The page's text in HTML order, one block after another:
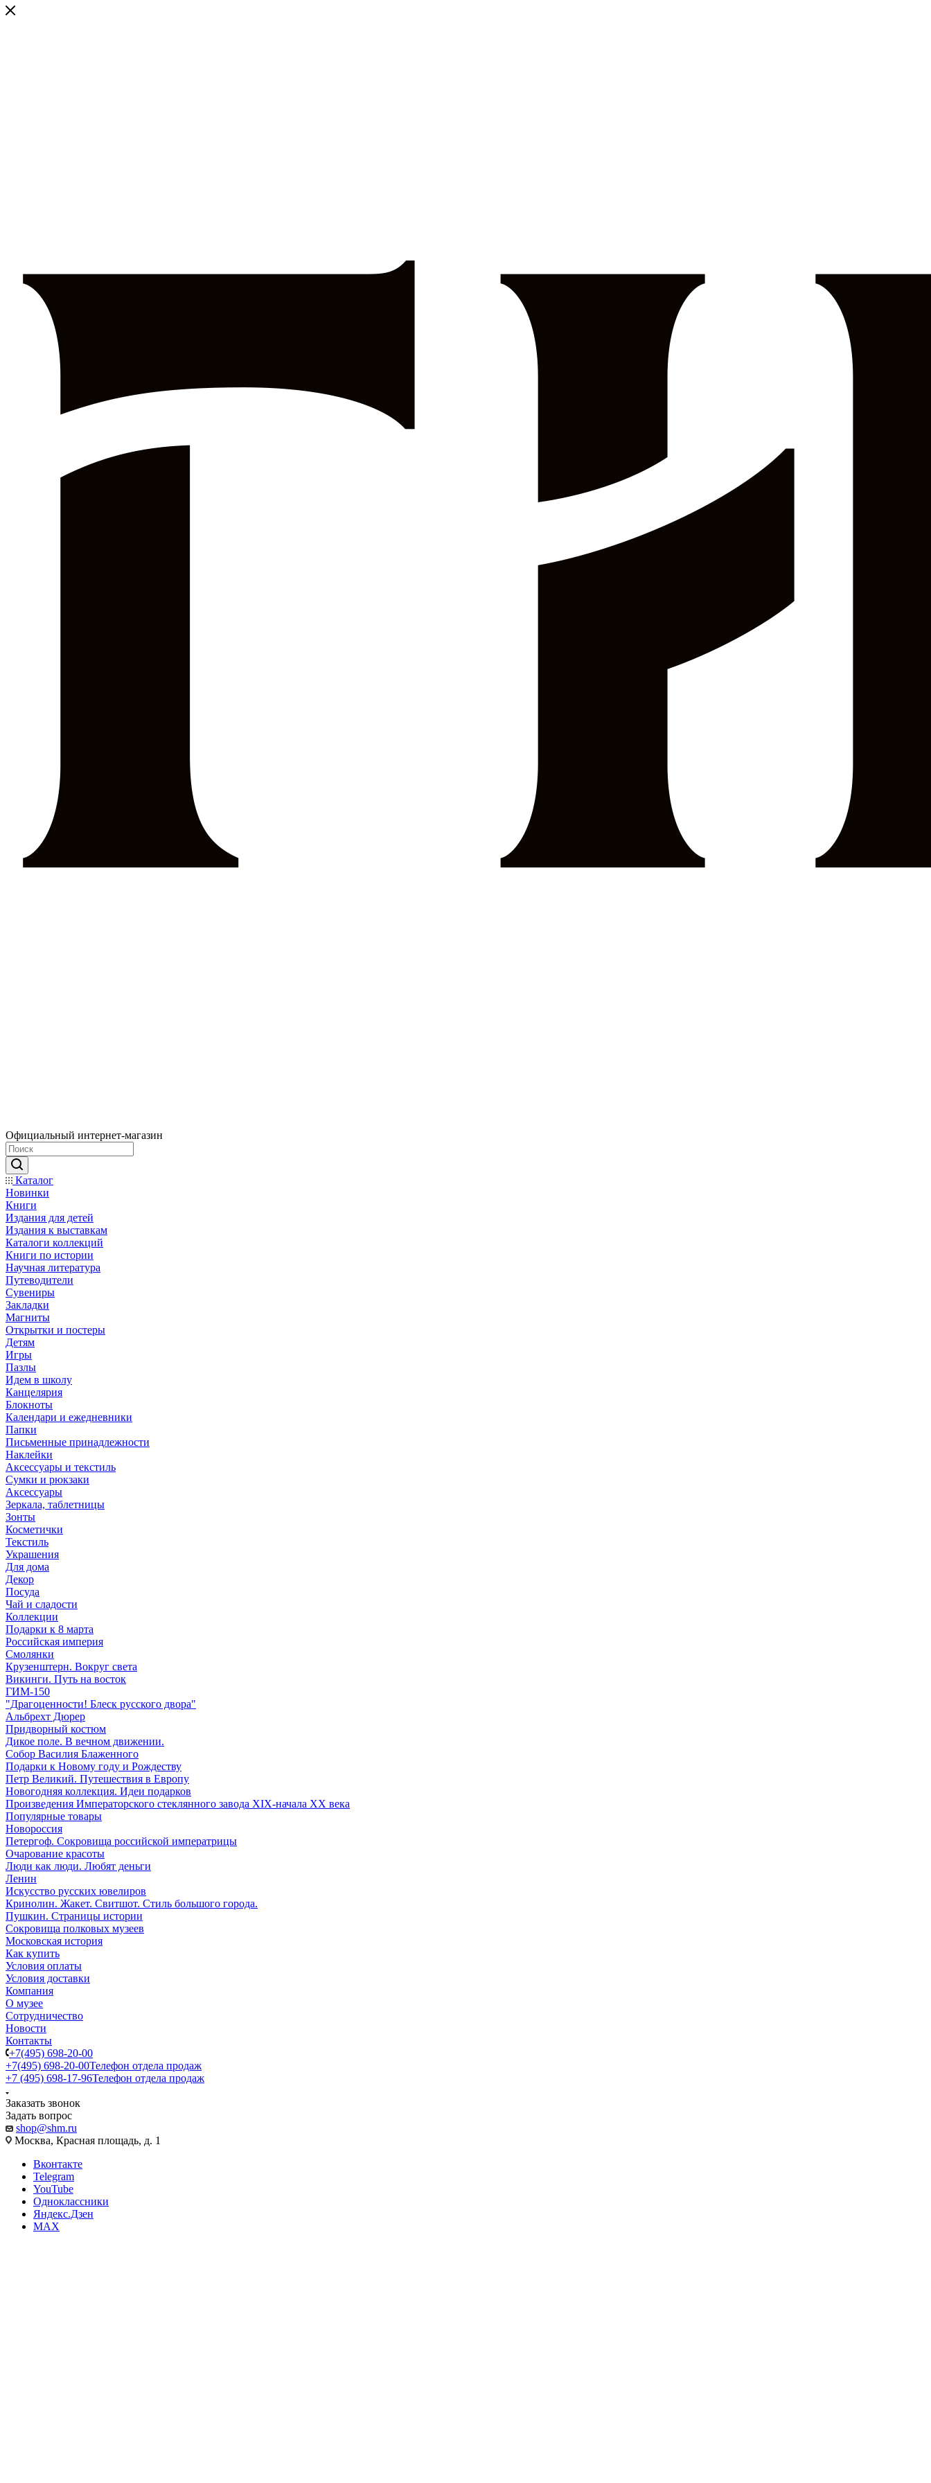
Официальный интернет-магазин
Каталог
Новинки
Книги
Издания для детей
Издания к выставкам
Каталоги коллекций
Книги по истории
Научная литература
Путеводители
Сувениры
Закладки
Магниты
Открытки и постеры
Детям
Игры
Пазлы
Идем в школу
Канцелярия
Блокноты
Календари и ежедневники
Папки
Письменные принадлежности
Наклейки
Аксессуары и текстиль
Сумки и рюкзаки
Аксессуары
Зеркала, таблетницы
Зонты
Косметички
Текстиль
Украшения
Для дома
Декор
Посуда
Чай и сладости
Коллекции
Подарки к 8 марта
Российская империя
Смолянки
Крузенштерн. Вокруг света
Викинги. Путь на восток
ГИМ-150
"Драгоценности! Блеск русского двора"
Альбрехт Дюрер
Придворный костюм
Дикое поле. В вечном движении.
Собор Василия Блаженного
Подарки к Новому году и Рождеству
Петр Великий. Путешествия в Европу
Новогодняя коллекция. Идеи подарков
Произведения Императорского стеклянного завода XIX-начала XX века
Популярные товары
Новороссия
Петергоф. Сокровища российской императрицы
Очарование красоты
Люди как люди. Любят деньги
Ленин
Искусство русских ювелиров
Кринолин. Жакет. Свитшот. Стиль большого города.
Пушкин. Страницы истории
Сокровища полковых музеев
Московская история
Как купить
Условия оплаты
Условия доставки
Компания
О музее
Сотрудничество
Новости
Контакты
+7(495) 698-20-00
+7(495) 698-20-00Телефон отдела продаж
+7 (495) 698-17-96Телефон отдела продаж
Заказать звонок
Задать вопрос
shop@shm.ru
Москва, Красная площадь, д. 1
Вконтакте
Telegram
YouTube
Одноклассники
Яндекс.Дзен
MAX